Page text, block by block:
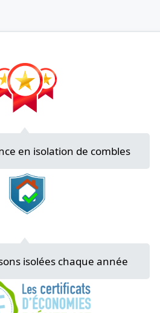
en isolation de combles
isolées chaque année